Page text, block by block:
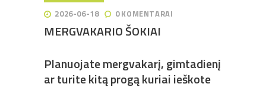
REGISTRACIJA
2026-06-18 0KOMENTARAI
MERGVAKARIO ŠOKIAI
Planuojate mergvakarį, gimtadienį
ar turite kitą progą kuriai ieškote